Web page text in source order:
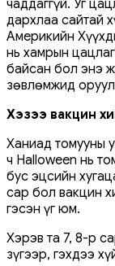
чаддаггүй. Уг
дархлаа сайтай
Америкийн
нь хамрын
байсан бол энэ
зөвлөмжид
Хэзээ вакцин
Ханиад томууны
ч Halloween нь
бус эцсийн
сар бол вакцин
гэсэн үг юм.
Хэрэв та 7, 8-р
зүгээр, гэхдээ